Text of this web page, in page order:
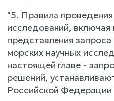
"5. Правила
исследований, включая
представления
морских научных
настоящей главе -
решений,
Российской Федерации